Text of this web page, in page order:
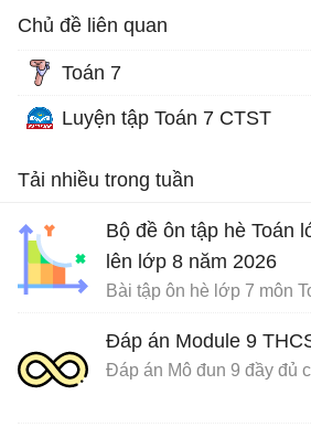
Chủ đề liên quan
Toán 7
Luyện tập Toán 7 CTST
Tải nhiều trong tuần
Bộ đề ôn tập hè Toán
lên lớp 8 năm 2026
Bài tập ôn hè lớp 7 môn
Đáp án Module 9